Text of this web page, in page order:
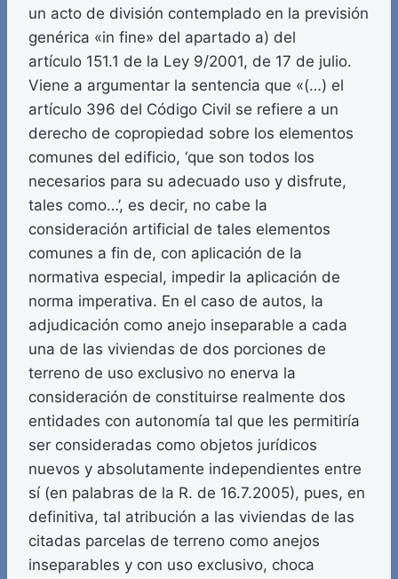
un acto de división contemplado en la previsión
genérica «in fine» del apartado a) del
artículo 151.1 de la Ley 9/2001, de 17 de julio.
Viene a argumentar la sentencia que «(…) el
artículo 396 del Código Civil se refiere a un
derecho de copropiedad sobre los elementos
comunes del edificio, ‘que son todos los
necesarios para su adecuado uso y disfrute,
tales como…’, es decir, no cabe la
consideración artificial de tales elementos
comunes a fin de, con aplicación de la
normativa especial, impedir la aplicación de
norma imperativa. En el caso de autos, la
adjudicación como anejo inseparable a cada
una de las viviendas de dos porciones de
terreno de uso exclusivo no enerva la
consideración de constituirse realmente dos
entidades con autonomía tal que les permitiría
ser consideradas como objetos jurídicos
nuevos y absolutamente independientes entre
sí (en palabras de la R. de 16.7.2005), pues, en
definitiva, tal atribución a las viviendas de las
citadas parcelas de terreno como anejos
inseparables y con uso exclusivo, choca